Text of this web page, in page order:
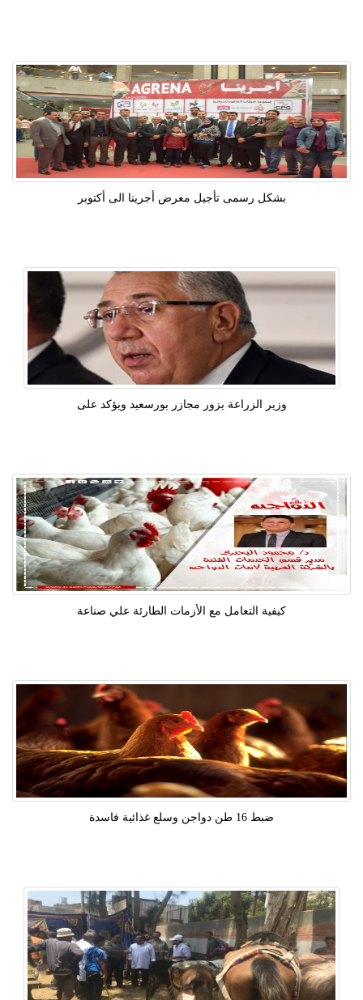
بشكل رسمى تأجيل معرض أجرينا الى أكتوبر
وزير الزراعة يزور مجازر بورسعيد ويؤكد على
كيفية التعامل مع الأزمات الطارئة علي صناعة
ضبط 16 طن دواجن وسلع غذائية فاسدة